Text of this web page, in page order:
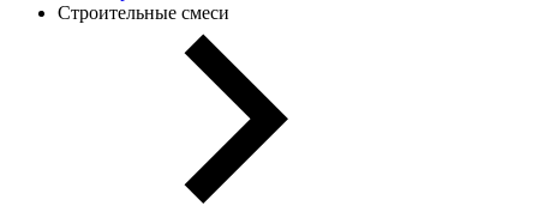
Строительные смеси